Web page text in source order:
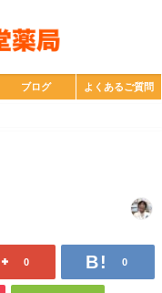
ブログ よくあるご質問
0 0